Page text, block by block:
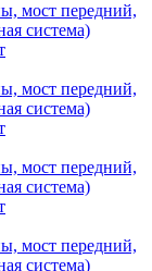
мост передний,
система)
мост передний,
система)
мост передний,
система)
мост передний,
система)